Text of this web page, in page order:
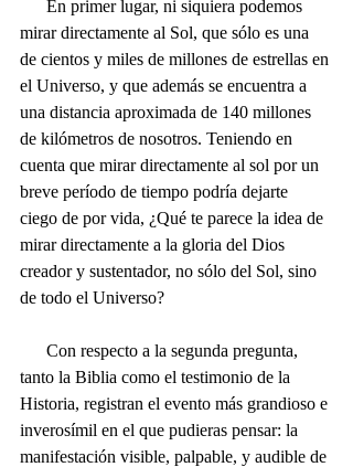
mirar directamente al Sol, que sólo es una
de cientos y miles de millones de estrellas en
el Universo, y que además se encuentra a
una distancia aproximada de 140 millones
de kilómetros de nosotros. Teniendo en
cuenta que mirar directamente al sol por un
breve período de tiempo podría dejarte
ciego de por vida, ¿Qué te parece la idea de
mirar directamente a la gloria del Dios
creador y sustentador, no sólo del Sol, sino
de todo el Universo?
tanto la Biblia como el testimonio de la
Historia, registran el evento más grandioso e
inverosímil en el que pudieras pensar: la
manifestación visible, palpable, y audible de